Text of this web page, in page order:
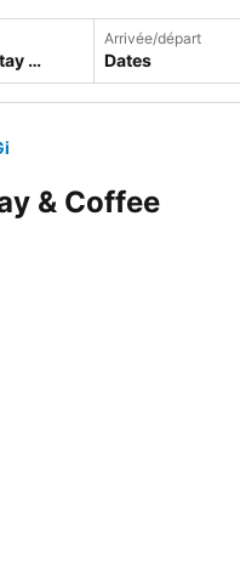
Arrivée/départ
Dates
& Coffee